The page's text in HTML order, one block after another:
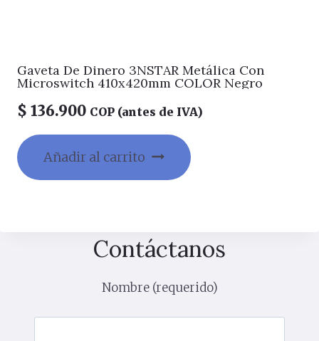
Gaveta De Dinero 3NSTAR Metálica Con
Microswitch 410x420mm COLOR Negro
$ 136.900 COP (antes de IVA)
Añadir al carrito
Contáctanos
Nombre (requerido)